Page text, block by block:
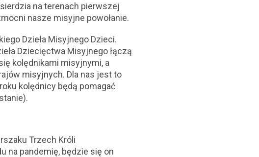
na terenach pierwszej
nasze misyjne powołanie.
Dzieła Misyjnego Dzieci.
Dziecięctwa Misyjnego łączą
kolędnikami misyjnymi, a
misyjnych. Dla nas jest to
kolędnicy będą pomagać
Trzech Króli
na pandemię, będzie się on